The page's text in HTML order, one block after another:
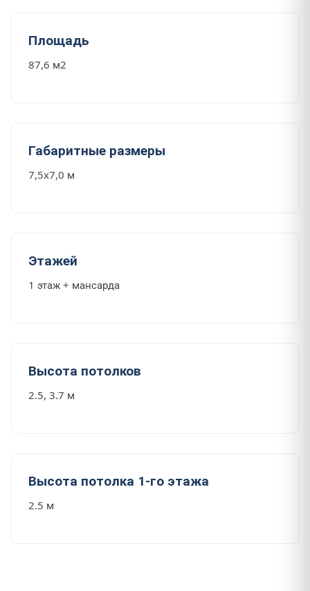
Площадь
87,6 м2
Габаритные размеры
7,5x7,0 м
Этажей
1 этаж + мансарда
Высота потолков
2.5, 3.7 м
Высота потолка 1-го этажа
2.5 м